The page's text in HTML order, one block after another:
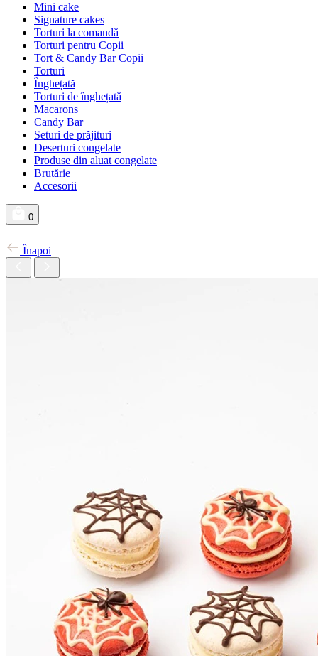
Mini cake
Signature cakes
Torturi la comandă
Torturi pentru Copii
Tort & Candy Bar Copii
Torturi
Înghețată
Torturi de înghețată
Macarons
Candy Bar
Seturi de prăjituri
Deserturi congelate
Produse din aluat congelate
Brutărie
Accesorii
0
Înapoi